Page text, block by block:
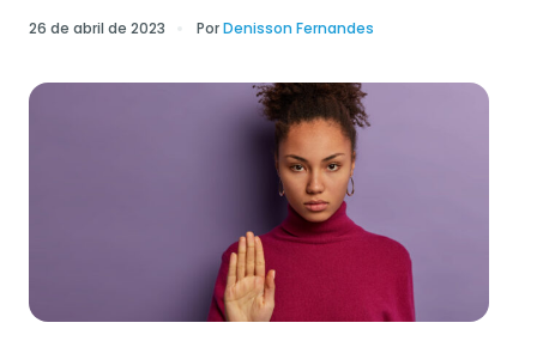
26 de abril de 2023 PorDenisson Fernandes